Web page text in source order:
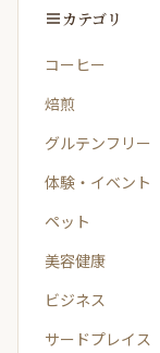
カテゴリ
コーヒー
焙煎
グルテンフリー
体験・イベント
ペット
美容健康
ビジネス
サードプレイス